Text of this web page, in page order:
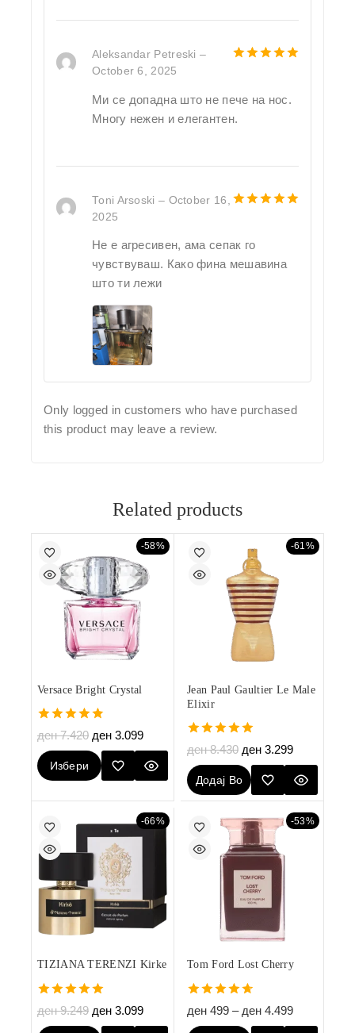
Aleksandar Petreski –
October 6, 2025
Ми се допадна што не пече на нос.
Многу нежен и елегантен.
Toni Arsoski – October 16,
2025
Не е агресивен, ама сепак го
чувствуваш. Како фина мешавина
што ти лежи
Only logged in customers who have purchased
this product may leave a review.
Related products
-58%
Versace Bright Crystal
4.80
out of 5
ден7.420 ден 3.099
Избери
-61%
Jean Paul Gaultier Le Male
Elixir
5.00
out of 5
ден8.430 ден 3.299
Додај Во
Кошничка
-66%
TIZIANA TERENZI Kirke
5.00
out of 5
ден9.249 ден 3.099
-53%
Tom Ford Lost Cherry
4.67
out of 5
ден 499 – ден 4.499